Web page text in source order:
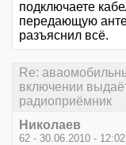
подключаете
передающую
разъяснил всё.
Re:
включении
радиоприёмник
Николаев
62 - 30.06.2010 - 12:02